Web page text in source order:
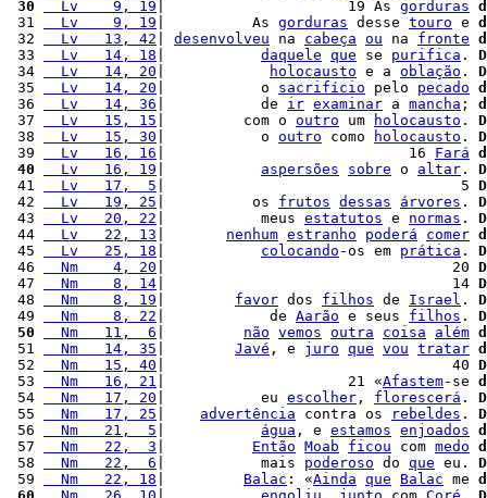
30
  Lv    9, 19
|                     19 As gorduras
31
  Lv    9, 19
|          As gorduras desse touro e
32
  Lv   13, 42
desenvolveu na cabeça ou na fronte
33
  Lv   14, 18
daquele que se purifica .
34
  Lv   14, 20
holocausto e a oblação .
35
  Lv   14, 20
|           o sacrifício pelo pecado
36
  Lv   14, 36
|           de ir examinar a mancha ;
37
  Lv   15, 15
|         com o outro um holocausto .
38
  Lv   15, 30
|           o outro como holocausto .
39
  Lv   16, 16
|                            16 Fará
40
  Lv   16, 19
aspersões sobre o altar .
41
  Lv   17,  5
|                                  5
42
  Lv   19, 25
|          os frutos dessas árvores .
43
  Lv   20, 22
|           meus estatutos e normas .
44
  Lv   22, 13
nenhum estranho poderá comer
45
  Lv   25, 18
colocando -os em prática .
46
  Nm    4, 20
|                                 20
47
  Nm    8, 14
|                                 14
48
  Nm    8, 19
favor dos filhos de Israel .
49
  Nm    8, 22
|            de Aarão e seus filhos .
50
  Nm   11,  6
não vemos outra coisa além
51
  Nm   14, 35
Javé , e juro que vou tratar
52
  Nm   15, 40
|                                 40
53
  Nm   16, 21
|                     21 «Afastem-se
54
  Nm   17, 20
|           eu escolher , florescerá .
55
  Nm   17, 25
advertência contra os rebeldes .
56
  Nm   21,  5
água , e estamos enjoados
57
  Nm   22,  3
Então Moab ficou com medo
58
  Nm   22,  6
|           mais poderoso do que eu.
59
  Nm   22, 18
Balac : «Ainda que Balac me